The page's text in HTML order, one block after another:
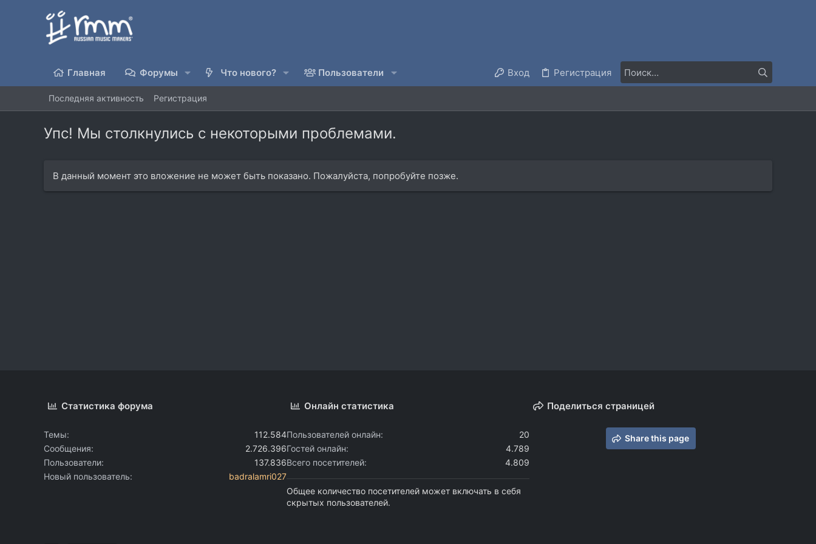
Главная Форумы Что нового? Пользователи Вход Регистрация
Последняя активность Регистрация
Упс! Мы столкнулись с некоторыми проблемами.
В данный момент это вложение не может быть показано. Пожалуйста, попробуйте позже.
Статистика форума
Темы
112.584
Сообщения
2.726.396
Пользователи
137.836
Новый пользователь
badralamri027
Онлайн статистика
Пользователей онлайн
20
Гостей онлайн
4.789
Всего посетителей
4.809
Общее количество посетителей может включать в себя
скрытых пользователей.
Поделиться страницей
Share this page